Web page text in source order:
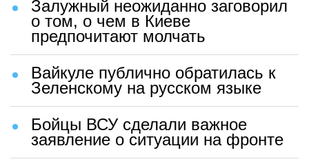
Залужный неожиданно заговорил
о том, о чем в Киеве
предпочитают молчать
Вайкуле публично обратилась к
Зеленскому на русском языке
Бойцы ВСУ сделали важное
заявление о ситуации на фронте